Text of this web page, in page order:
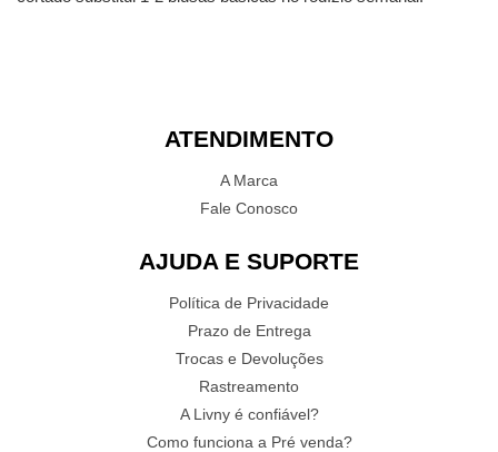
ATENDIMENTO
A Marca
Fale Conosco
AJUDA E SUPORTE
Política de Privacidade
Prazo de Entrega
Trocas e Devoluções
Rastreamento
A Livny é confiável?
Como funciona a Pré venda?